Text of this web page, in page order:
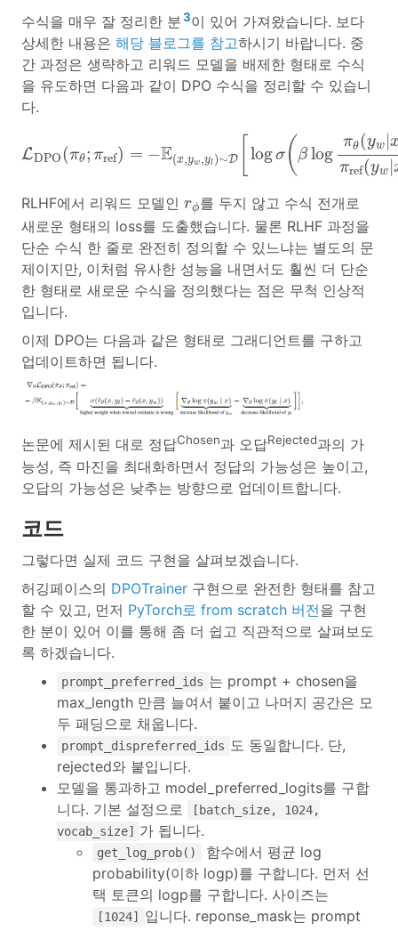
수식을 매우 잘 정리한 분3이 있어 가져왔습니다. 보다
상세한 내용은 해당 블로그를 참고하시기 바랍니다. 중
간 과정은 생략하고 리워드 모델을 배제한 형태로 수식
을 유도하면 다음과 같이 DPO 수식을 정리할 수 있습니
다.
LDPO (πθ; πref) = −E(x,yw ,yl )∼D logσ (β log
πθ (yw |
πref(yw |
∼ log log πθ y
RLHF에서 리워드 모델인 rϕ
rϕ를 두지 않고 수식 전개로
새로운 형태의 loss를 도출했습니다. 물론 RLHF 과정을
단순 수식 한 줄로 완전히 정의할 수 있느냐는 별도의 문
제이지만, 이처럼 유사한 성능을 내면서도 훨씬 더 단순
한 형태로 새로운 수식을 정의했다는 점은 무척 인상적
입니다.
이제 DPO는 다음과 같은 형태로 그래디언트를 구하고
업데이트하면 됩니다.
논문에 제시된 대로 정답Chosen과 오답Rejected과의 가
능성, 즉 마진을 최대화하면서 정답의 가능성은 높이고,
오답의 가능성은 낮추는 방향으로 업데이트합니다.
코드
그렇다면 실제 코드 구현을 살펴보겠습니다.
허깅페이스의 DPOTrainer 구현으로 완전한 형태를 참고
할 수 있고, 먼저 PyTorch로 from scratch 버전을 구현
한 분이 있어 이를 통해 좀 더 쉽고 직관적으로 살펴보도
록 하겠습니다.
prompt_preferred_ids 는 prompt + chosen을
max_length 만큼 늘여서 붙이고 나머지 공간은 모
두 패딩으로 채웁니다.
prompt_dispreferred_ids
도 동일합니다. 단,
rejected와 붙입니다.
모델을 통과하고 model_preferred_logits를 구합
니다. 기본 설정으로
[batch_size, 1024,
vocab_size]
가 됩니다.
get_log_prob()
함수에서 평균 log
probability(이하 logp)를 구합니다. 먼저 선
택 토큰의 logp를 구합니다. 사이즈는
[1024]
입니다. reponse_mask는 prompt